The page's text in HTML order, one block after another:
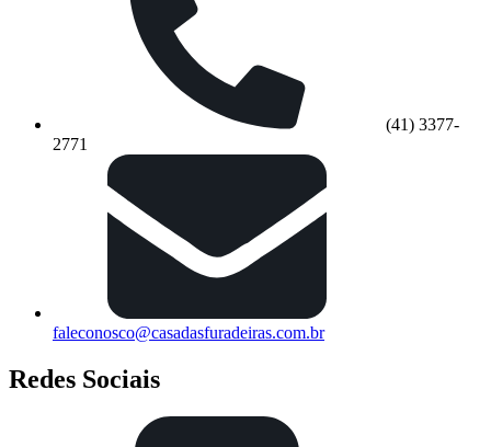
(41) 3377-
2771
faleconosco@casadasfuradeiras.com.br
Redes Sociais